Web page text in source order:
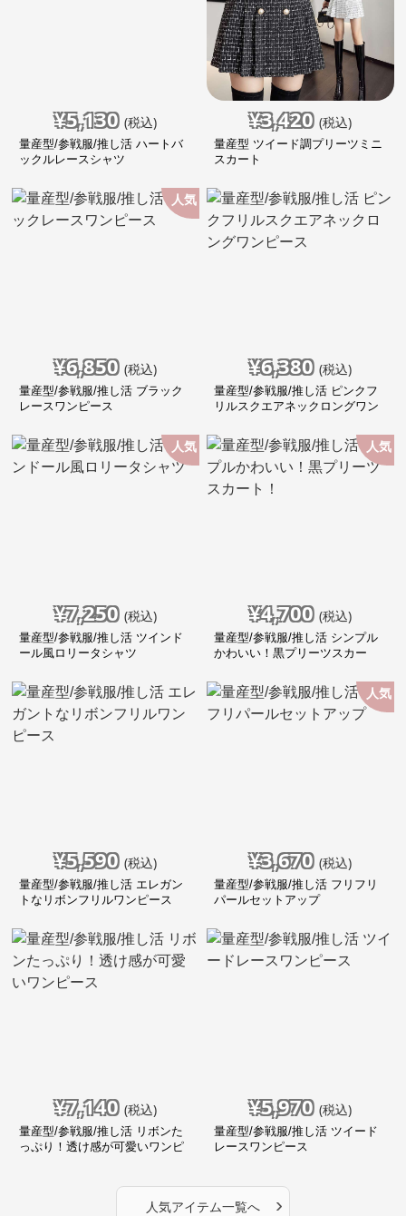
¥5,130 (税込)
量産型/参戦服/推し活 ハートバ
ックルレースシャツ
¥3,420 (税込)
量産型 ツイード調プリーツミニ
スカート
人気
¥6,850 (税込)
量産型/参戦服/推し活 ブラック
レースワンピース
¥6,380 (税込)
量産型/参戦服/推し活 ピンクフ
リルスクエアネックロングワン
人気
¥7,250 (税込)
量産型/参戦服/推し活 ツインド
ール風ロリータシャツ
人気
¥4,700 (税込)
量産型/参戦服/推し活 シンプル
かわいい！黒プリーツスカー
¥5,590 (税込)
量産型/参戦服/推し活 エレガン
トなリボンフリルワンピース
人気
¥3,670 (税込)
量産型/参戦服/推し活 フリフリ
パールセットアップ
¥7,140 (税込)
量産型/参戦服/推し活 リボンた
っぷり！透け感が可愛いワンピ
¥5,970 (税込)
量産型/参戦服/推し活 ツイード
レースワンピース
人気アイテム一覧へ ›